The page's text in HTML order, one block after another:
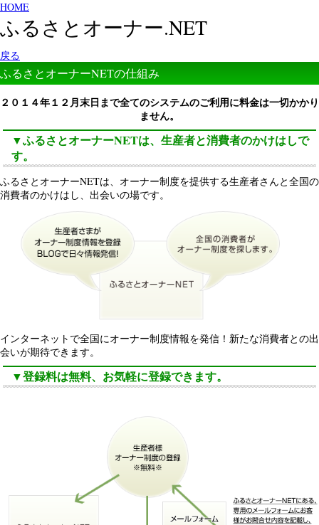
HOME
ふるさとオーナー.NET
戻る
ふるさとオーナーNETの仕組み
２０１４年１２月末日まで全てのシステムのご利用に料金は一切かかり
ません。
▼ふるさとオーナーNETは、生産者と消費者のかけはしで
す。
ふるさとオーナーNETは、オーナー制度を提供する生産者さんと全国の
消費者のかけはし、出会いの場です。
インターネットで全国にオーナー制度情報を発信！新たな消費者との出
会いが期待できます。
▼登録料は無料、お気軽に登録できます。